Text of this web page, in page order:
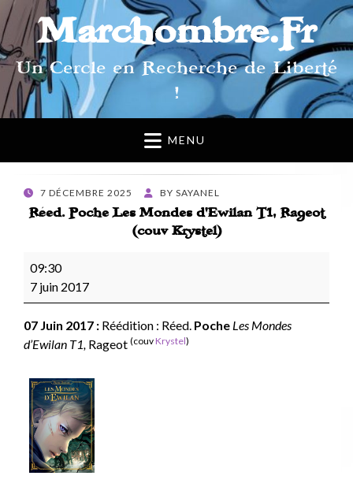
Marchombre.Fr
Un Cercle en Recherche de Liberté
!
MENU
POSTED
ON
7 DÉCEMBRE 2025 BY SAYANEL
Réed. Poche Les Mondes d’Ewilan T1, Rageot
(couv Krystel)
Réed.
Poche
Les
d’Ewilan
(couv
Krystel)
09:30
7 juin 2017
07 Juin 2017 : Réédition : Réed. Poche Les Mondes
d’Ewilan T1, Rageot (couvKrystel)